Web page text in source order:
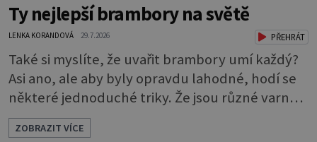
Ty nejlepší brambory na světě
LENKA KORANDOVÁ 29.7.2026 PŘEHRÁT
Také si myslíte, že uvařit brambory umí každý?
Asi ano, ale aby byly opravdu lahodné, hodí se
některé jednoduché triky. Že jsou různé varné
typy od A, tedy na saláty, po D na kaši, určitě
víte, takže vyberete podle toho, co chcete
ZOBRAZIT VÍCE